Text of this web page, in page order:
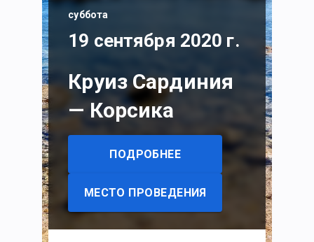
суббота
19 сентября 2020 г.
Круиз Сардиния
— Корсика
ПОДРОБНЕЕ
МЕСТО ПРОВЕДЕНИЯ